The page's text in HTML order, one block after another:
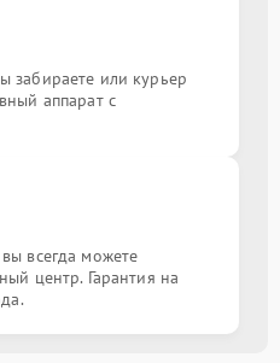
забираете или курьер
аппарат с
всегда можете
центр. Гарантия на